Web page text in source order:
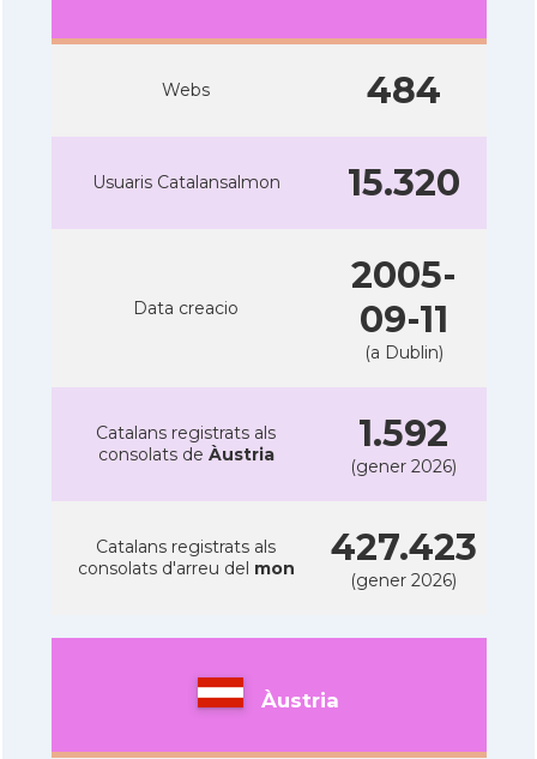
Webs 484
Usuaris Catalansalmon 15.320
Data creacio
2005-
09-11
(a Dublin)
Catalans registrats als
consolats de Àustria 1.592
(gener 2026)
Catalans registrats als
consolats d'arreu del mon 427.423
(gener 2026)
Àustria